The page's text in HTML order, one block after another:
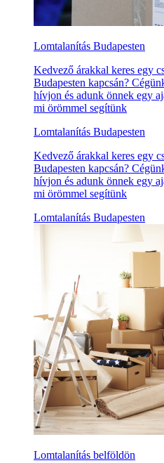
Lomtalanítás Budapesten
Kedvező árakkal keres egy
Budapesten kapcsán?
hívjon és adunk önnek egy
mi örömmel segítünk
Lomtalanítás Budapesten
Kedvező árakkal keres egy
Budapesten kapcsán?
hívjon és adunk önnek egy
mi örömmel segítünk
Lomtalanítás Budapesten
Lomtalanítás belföldön